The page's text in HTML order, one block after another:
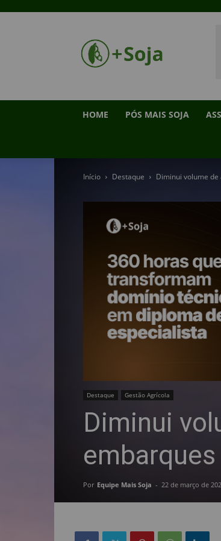
HOME PÓS MAIS SOJA
Início Destaque Diminui volume
Destaque Gestão Agrícola
Diminui
Por Equipe Mais Soja - 22 de março de